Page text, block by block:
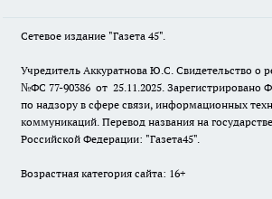
Сетевое издание "Газета 45".
Учредитель Аккуратнова Ю.С. Свидетельство о
№ФС 77-90386 от 25.11.2025. Зарегистрировано
по надзору в сфере связи, информационных
коммуникаций. Перевод названия на
Российской Федерации: "Газета45".
Возрастная категория сайта: 16+